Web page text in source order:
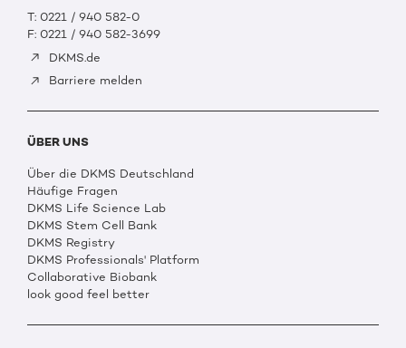
T: 0221 / 940 582-0
F: 0221 / 940 582-3699
DKMS.de
Barriere melden
ÜBER UNS
Über die DKMS Deutschland
Häufige Fragen
DKMS Life Science Lab
DKMS Stem Cell Bank
DKMS Registry
DKMS Professionals' Platform
Collaborative Biobank
look good feel better